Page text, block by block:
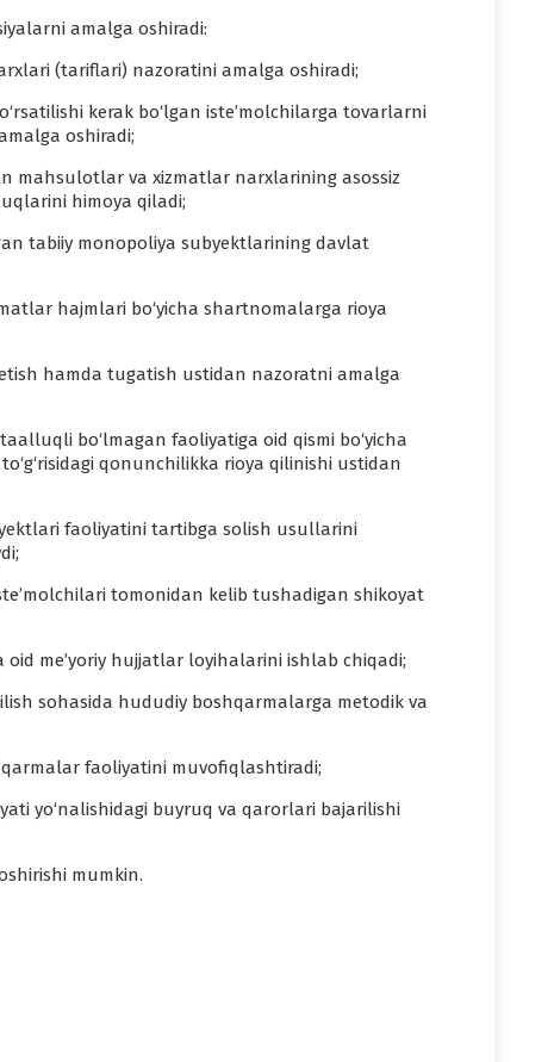
amalga oshiradi:
(tariflari) nazoratini amalga oshiradi;
kerak bo‘lgan iste’molchilarga tovarlarni
oshiradi;
mahsulotlar va xizmatlar narxlarining asossiz
himoya qiladi;
tabiiy monopoliya subyektlarining davlat
hajmlari bo‘yicha shartnomalarga rioya
hamda tugatish ustidan nazoratni amalga
bo‘lmagan faoliyatiga oid qismi bo‘yicha
qonunchilikka rioya qilinishi ustidan
faoliyatini tartibga solish usullarini
tomonidan kelib tushadigan shikoyat
me’yoriy hujjatlar loyihalarini ishlab chiqadi;
sohasida hududiy boshqarmalarga metodik va
faoliyatini muvofiqlashtiradi;
yo‘nalishidagi buyruq va qarorlari bajarilishi
mumkin.